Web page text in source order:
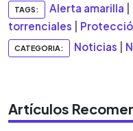
TAGS: Alerta amarilla
torrenciales
CATEGORIA: Noticias
Artículos